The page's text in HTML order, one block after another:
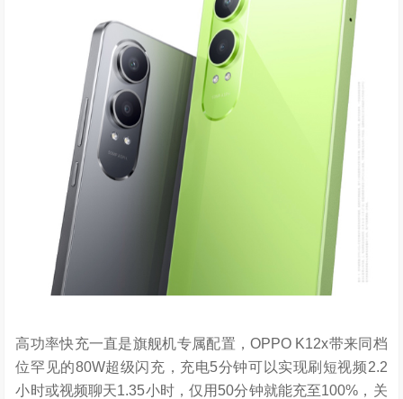
高功率快充一直是旗舰机专属配置，OPPO K12x带来同档
位罕见的80W超级闪充，充电5分钟可以实现刷短视频2.2
小时或视频聊天1.35小时，仅用50分钟就能充至100%，关